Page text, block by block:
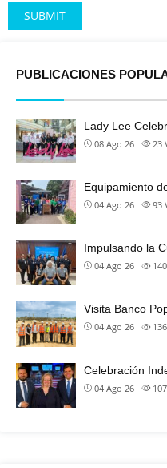
PUBLICACIONES
Lady Lee
08 Ago 26 23
Equipamiento
04 Ago 26 93
Impulsando la
04 Ago 26 140
Visita Banco
04 Ago 26 136
Celebración
04 Ago 26 107